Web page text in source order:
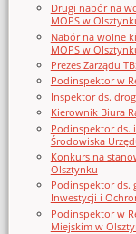
Drugi nabór na
MOPS w
Nabór na wolne
MOPS w
Prezes Zarządu
Podinspektor w
Inspektor ds.
Kierownik Biura
Podinspektor ds.
Środowiska
Konkurs na
Olsztynku
Podinspektor ds.
Inwestycji i
Podinspektor w
Miejskim w